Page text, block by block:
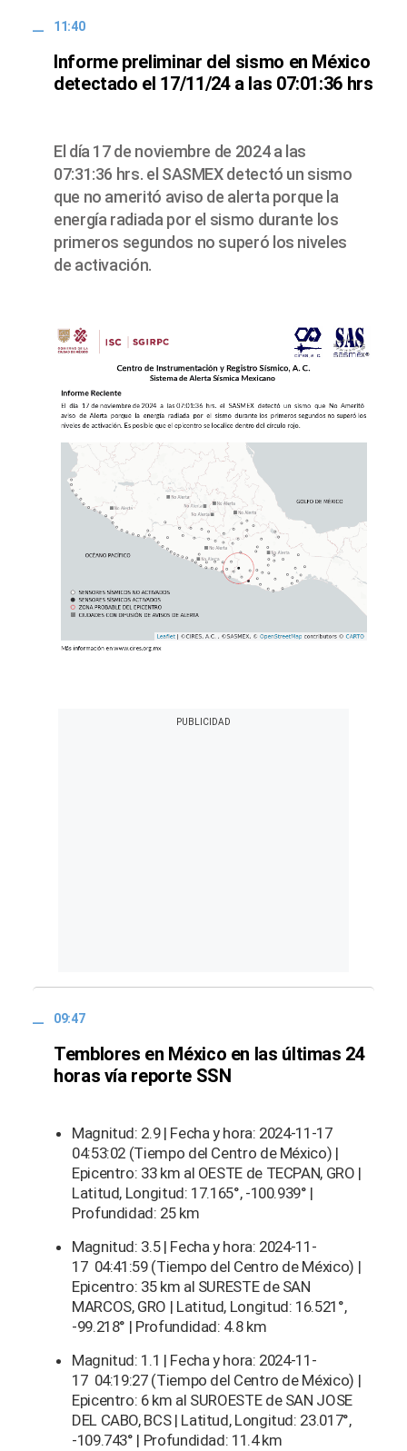
11:40
Informe preliminar del sismo en México
detectado el 17/11/24 a las 07:01:36 hrs
El día 17 de noviembre de 2024 a las
07:31:36 hrs. el SASMEX detectó un sismo
que no ameritó aviso de alerta porque la
energía radiada por el sismo durante los
primeros segundos no superó los niveles
de activación.
09:47
Temblores en México en las últimas 24
horas vía reporte SSN
Magnitud: 2.9 | Fecha y hora: 2024-11-17
04:53:02 (Tiempo del Centro de México) |
Epicentro: 33 km al OESTE de TECPAN, GRO |
Latitud, Longitud: 17.165°, -100.939° |
Profundidad: 25 km
Magnitud: 3.5 | Fecha y hora: 2024-11-
17 04:41:59 (Tiempo del Centro de México) |
Epicentro: 35 km al SURESTE de SAN
MARCOS, GRO | Latitud, Longitud: 16.521°,
-99.218° | Profundidad: 4.8 km
Magnitud: 1.1 | Fecha y hora: 2024-11-
17 04:19:27 (Tiempo del Centro de México) |
Epicentro: 6 km al SUROESTE de SAN JOSE
DEL CABO, BCS | Latitud, Longitud: 23.017°,
-109.743° | Profundidad: 11.4 km